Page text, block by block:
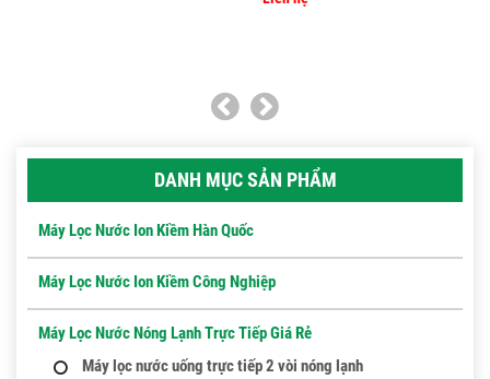
DANH MỤC SẢN PHẨM
Máy Lọc Nước Ion Kiềm Hàn Quốc
Máy Lọc Nước Ion Kiềm Công Nghiệp
Máy Lọc Nước Nóng Lạnh Trực Tiếp Giá Rẻ
Máy lọc nước uống trực tiếp 2 vòi nóng lạnh